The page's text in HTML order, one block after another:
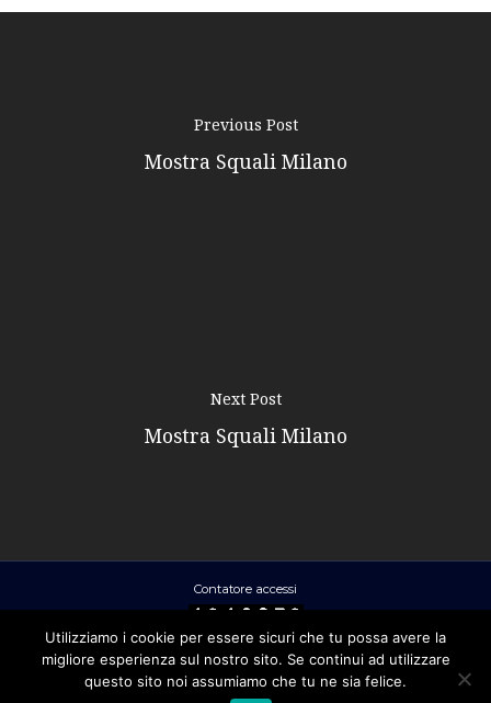
Previous Post
Mostra Squali Milano
Next Post
Mostra Squali Milano
Contatore accessi
Ral Srl - Via Clitunno 2 – 00198 ROMA
Utilizziamo i cookie per essere sicuri che tu possa avere la
migliore esperienza sul nostro sito. Se continui ad utilizzare
questo sito noi assumiamo che tu ne sia felice.